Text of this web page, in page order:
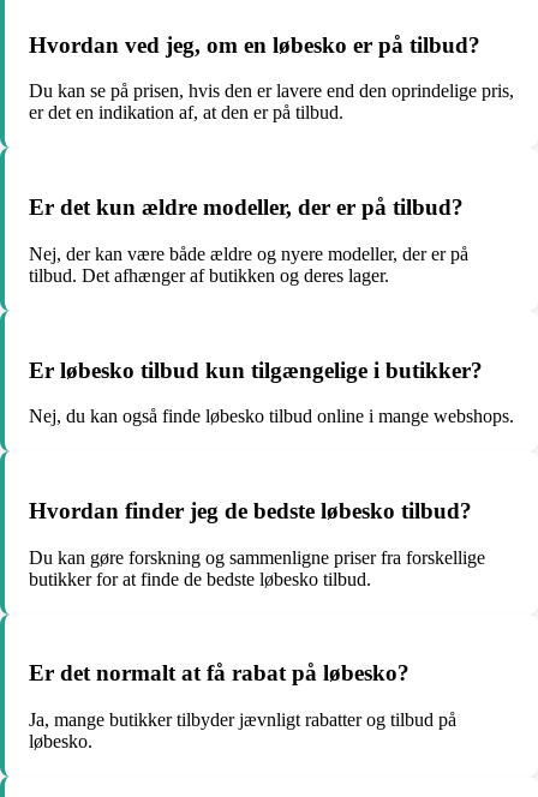
Hvordan ved jeg, om en løbesko er på tilbud?
Du kan se på prisen, hvis den er lavere end den oprindelige pris,
er det en indikation af, at den er på tilbud.
Er det kun ældre modeller, der er på tilbud?
Nej, der kan være både ældre og nyere modeller, der er på
tilbud. Det afhænger af butikken og deres lager.
Er løbesko tilbud kun tilgængelige i butikker?
Nej, du kan også finde løbesko tilbud online i mange webshops.
Hvordan finder jeg de bedste løbesko tilbud?
Du kan gøre forskning og sammenligne priser fra forskellige
butikker for at finde de bedste løbesko tilbud.
Er det normalt at få rabat på løbesko?
Ja, mange butikker tilbyder jævnligt rabatter og tilbud på
løbesko.